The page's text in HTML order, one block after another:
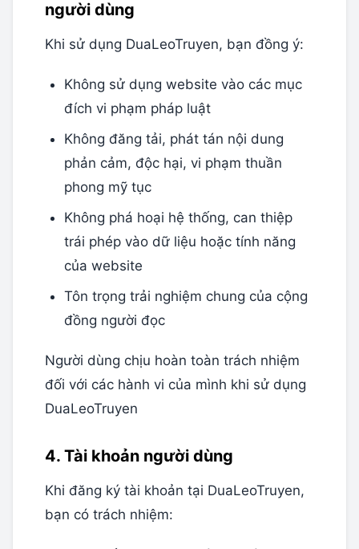
người dùng
Khi sử dụng DuaLeoTruyen, bạn đồng ý:
Không sử dụng website vào các mục
đích vi phạm pháp luật
Không đăng tải, phát tán nội dung
phản cảm, độc hại, vi phạm thuần
phong mỹ tục
Không phá hoại hệ thống, can thiệp
trái phép vào dữ liệu hoặc tính năng
của website
Tôn trọng trải nghiệm chung của cộng
đồng người đọc
Người dùng chịu hoàn toàn trách nhiệm
đối với các hành vi của mình khi sử dụng
DuaLeoTruyen
4. Tài khoản người dùng
Khi đăng ký tài khoản tại DuaLeoTruyen,
bạn có trách nhiệm: